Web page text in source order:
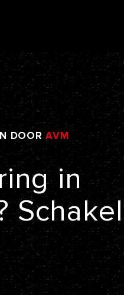
DOOR AVM
in
Schakel